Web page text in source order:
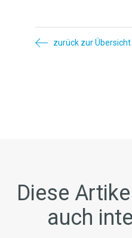
zurück zur Übersicht
Diese
auch